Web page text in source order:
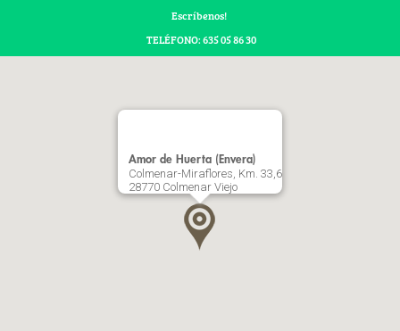
Escríbenos!
TELÉFONO: 635 05 86 30
Amor de Huerta (Envera)
Colmenar-Miraflores, Km. 33,6
28770 Colmenar Viejo